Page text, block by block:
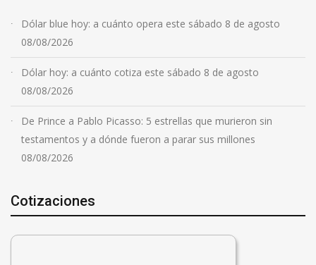
Dólar blue hoy: a cuánto opera este sábado 8 de agosto
08/08/2026
Dólar hoy: a cuánto cotiza este sábado 8 de agosto
08/08/2026
De Prince a Pablo Picasso: 5 estrellas que murieron sin
testamentos y a dónde fueron a parar sus millones
08/08/2026
Cotizaciones